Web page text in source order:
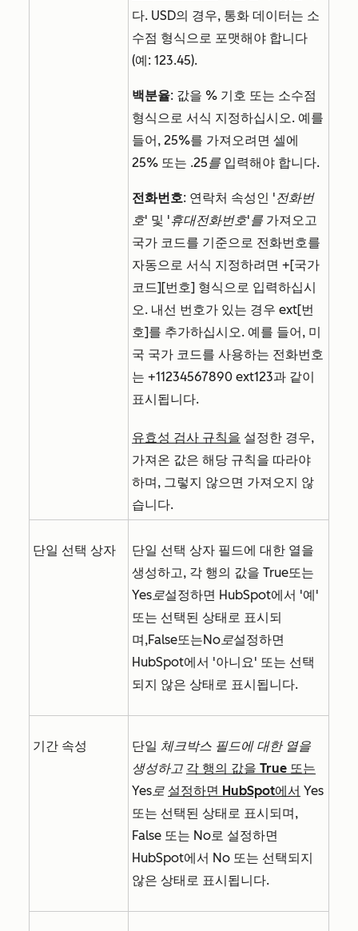
다. USD의 경우, 통화 데이터는 소
수점 형식으로 포맷해야 합니다
(예: 123.45).
백분율: 값을 % 기호 또는 소수점
형식으로 서식 지정하십시오. 예를
들어, 25%를 가져오려면 셀에
25% 또는 .25를 입력해야 합니다.
전화번호: 연락처 속성인 '전화번
호' 및 '휴대전화번호'를 가져오고
국가 코드를 기준으로 전화번호를
자동으로 서식 지정하려면 +[국가
코드][번호] 형식으로 입력하십시
오. 내선 번호가 있는 경우 ext[번
호]를 추가하십시오. 예를 들어, 미
국 국가 코드를 사용하는 전화번호
는 +11234567890 ext123과 같이
표시됩니다.
유효성 검사 규칙을 설정한 경우,
가져온 값은 해당 규칙을 따라야
하며, 그렇지 않으면 가져오지 않
습니다.
단일 선택 상자
단일 선택 상자 필드에 대한 열을
생성하고, 각 행의 값을 True또는
Yes로설정하면 HubSpot에서 '예'
또는 선택된 상태로 표시되
며,False또는No로설정하면
HubSpot에서 '아니요' 또는 선택
되지 않은 상태로 표시됩니다.
기간 속성 단일 체크박스 필드에 대한 열을
생성하고 각 행의 값을 True 또는
Yes로 설정하면 HubSpot에서 Yes
또는 선택된 상태로 표시되며,
False 또는 No로 설정하면
HubSpot에서 No 또는 선택되지
않은 상태로 표시됩니다.